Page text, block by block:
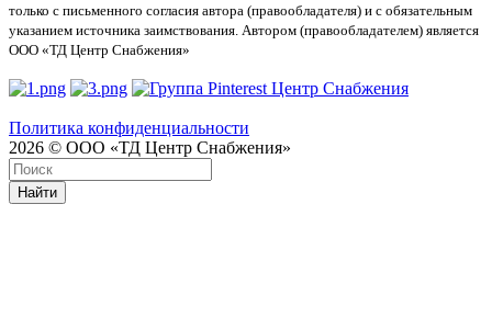
только с письменного согласия автора (правообладателя) и с обязательным
указанием источника заимствования. Автором (правообладателем) является
ООО «ТД Центр Снабжения»
Политика конфиденциальности
2026 © ООО «ТД Центр Снабжения»
Найти